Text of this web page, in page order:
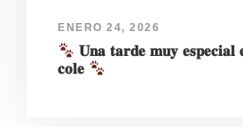
ENERO 24, 2026
𝐔𝐧𝐚 𝐭𝐚𝐫𝐝𝐞 𝐦𝐮𝐲 𝐞𝐬𝐩𝐞𝐜𝐢𝐚𝐥
𝐜𝐨𝐥𝐞